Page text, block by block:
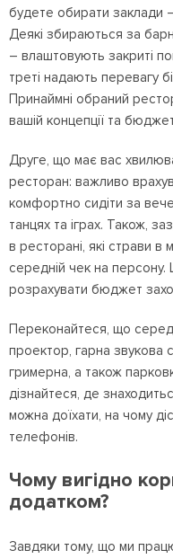
будете обирати заклади
Деякі збираються за
– влаштовують закриті
треті надають перевагу
Принаймні обраний
вашій концепції та
Друге, що має вас
ресторан: важливо
комфортно сидіти за
танцях та іграх. Також,
в ресторані, які страви в
середній чек на персону.
розрахувати бюджет
Переконайтеся, що
проектор, гарна звукова
гримерна, а також
дізнайтеся, де
можна доїхати, на чому
телефонів.
Чому вигідно
додатком?
Завдяки тому, що ми